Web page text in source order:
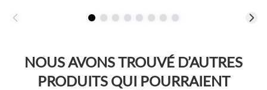
NOUS AVONS TROUVÉ D’AUTRES
PRODUITS QUI POURRAIENT